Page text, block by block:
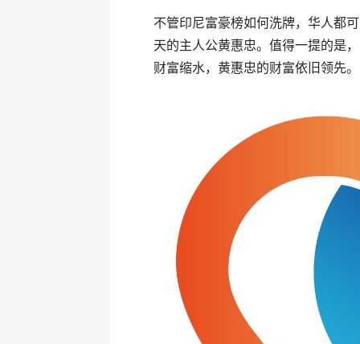
不管印尼富豪榜如何洗牌，华人都
天的主人公黄惠忠。值得一提的是
财富缩水，黄惠忠的财富依旧领先。